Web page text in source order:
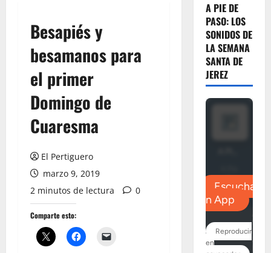
Besapiés y
besamanos para
el primer
Domingo de
Cuaresma
El Pertiguero
marzo 9, 2019
2 minutos de lectura
0
Comparte esto:
A PIE DE
PASO: LOS
SONIDOS DE
LA SEMANA
SANTA DE
JEREZ